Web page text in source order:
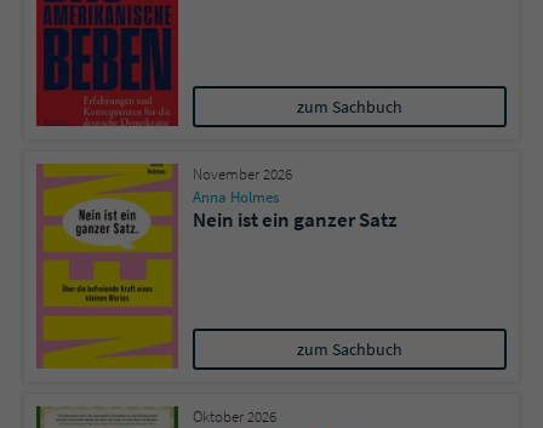
zum Sachbuch
November 2026
Anna Holmes
Nein ist ein ganzer Satz
zum Sachbuch
Oktober 2026